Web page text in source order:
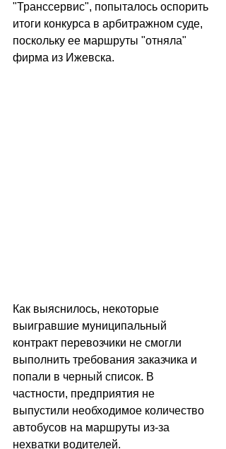
"Транссервис", попыталось оспорить
итоги конкурса в арбитражном суде,
поскольку ее маршруты "отняла"
фирма из Ижевска.
Как выяснилось, некоторые
выигравшие муниципальный
контракт перевозчики не смогли
выполнить требования заказчика и
попали в черный список. В
частности, предприятия не
выпустили необходимое количество
автобусов на маршруты из-за
нехватки водителей.